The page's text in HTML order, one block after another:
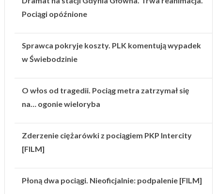
Pociągi opóźnione
Sprawca pokryje koszty. PLK komentują wypadek
w Świebodzinie
O włos od tragedii. Pociąg metra zatrzymał się
na… ogonie wieloryba
Zderzenie ciężarówki z pociągiem PKP Intercity
[FILM]
Płoną dwa pociągi. Nieoficjalnie: podpalenie [FILM]